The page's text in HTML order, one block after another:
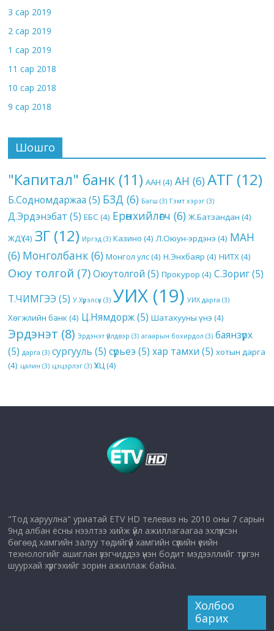
3 сар 2019
2 сар 2019
1 сар 2019
11 сар 2018
10 сар 2018
9 сар 2018
Шошго
"Капитал" банк (11) ААН (4) АН (6)АТГ (12)
Б.Содномдаржаа (5) БЗД (6) Багш (3) Гэмт хэрэг (3)
Д.Эрдэнэбат (5) ЕБС (4) Ерөнхийлөгч (6) Ж.Батзандан (4)
ЖДҮ(4) ЗГ (12) Иргэд (3) Казино (4) Л.Оюун-эрдэнэ (4) МАН
(6) Монголбанк (6) Монгол улс(4) Н.Энхбаяр (4) НИТХ(4)
Оюу толгой (7) Оюутолгой (5) Прокурор (4) С.Зориг(5)
Т.ЧИМГЭЭ (5) У.Хүрэлсүх (3) УИХ (19) УИХ дарга (3)
Хөгжлийн банк(4) Ц.Нямдорж(5) Шатахууны үнэ (4)
Эрдэнэт (8) Эрдэнэт үйлдвэр (3) агаарын бохирдол (3) баянзүрх
(5) дарга (3) сургууль (5) сүрьеэ (5) хар тамхи (5) хотын дарга
(4) цалин (3) цэцэрлэг (3) ҮХЦ(4)
"Тод харуулна" уриатай ETV HD телевиз нь 2010 оны 7 сарын
9нд албан ёсны нээлтээ хийж үйл ажиллагаагаа эхлүүлсэн
бөгөөд хамгийн залуу төдийгүй хамгийн сүүлийн үеийн
технологийг ашиглан үзэгчиддээ үнэн бодит мэдээллийг түргэн
шуурхай хүргэхийг зорин ажиллаж байна.
Холбоо
барих